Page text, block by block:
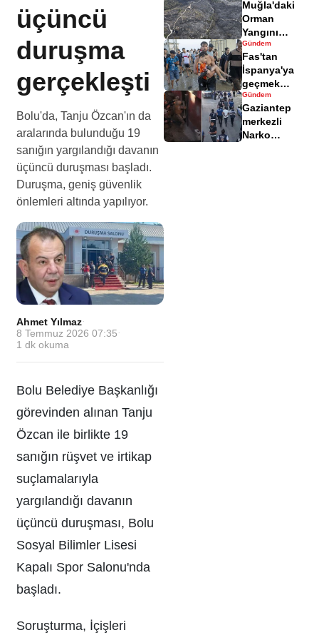
üçüncü
duruşma
gerçekleşti
Bolu'da, Tanju Özcan'ın da
aralarında bulunduğu 19
sanığın yargılandığı davanın
üçüncü duruşması başladı.
Duruşma, geniş güvenlik
önlemleri altında yapılıyor.
Ahmet Yılmaz·
8 Temmuz 2026 07:35 ·
1 dk okuma
Bolu Belediye Başkanlığı
görevinden alınan Tanju
Özcan ile birlikte 19
sanığın rüşvet ve irtikap
suçlamalarıyla
yargılandığı davanın
üçüncü duruşması, Bolu
Sosyal Bilimler Lisesi
Kapalı Spor Salonu'nda
başladı.
Soruşturma, İçişleri
yaralandı
Muğla'daki
Orman
Yangını
Sonrası
Zarar Gören
Alanlar
Havadisinde
Gündem
Fas'tan
İspanya'ya
geçmek
isteyen
göçmenler
geri döndü
Gündem
Gaziantep
merkezli
Narko